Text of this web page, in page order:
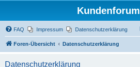
Kundenforum
FAQ Impressum Datenschutzerklärung
Foren-Übersicht Datenschutzerklärung
Datenschutzerklärung